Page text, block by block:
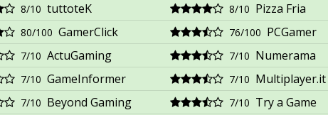
8/10 tuttoteK 8/10 Pizza Fria
80/100 GamerClick 76/100 PCGamer
7/10 ActuGaming 7/10 Numerama
7/10 GameInformer 7/10 Multiplayer.it
7/10 Beyond Gaming 7/10 Try a Game